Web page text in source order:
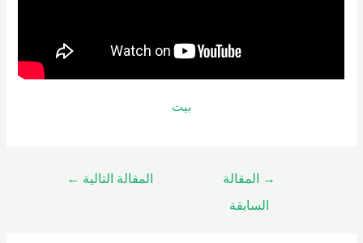
بيت
→
المقالة
السابقة
المقالة التالية ←